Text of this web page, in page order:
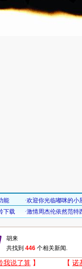
共找到 446 个相关新闻.